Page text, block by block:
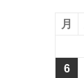
月
6